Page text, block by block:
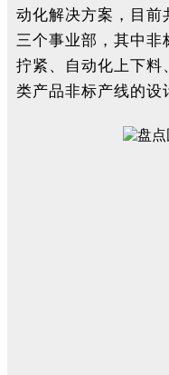
动化解决方案，目前
三个事业部，其中非
拧紧、自动化上下料
类产品非标产线的设